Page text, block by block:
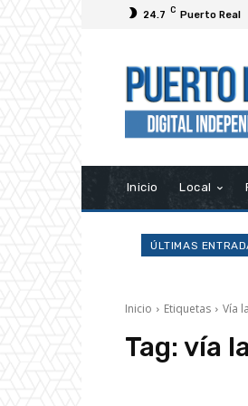
24.7 C Puerto Real
Inicio Local
ÚLTIMAS
Inicio Etiquetas Vía
Tag: vía